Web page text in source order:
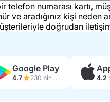
telefon numarası kartı,
ve aradığınız kişi neden
doğrudan
Google Play
4.7 230 bin yorum 4.2